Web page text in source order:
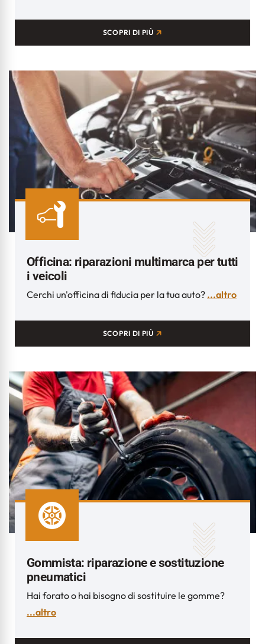
SCOPRI DI PIÙ
Officina: riparazioni multimarca per tutti
i veicoli
Cerchi un'officina di fiducia per la tua auto? ...altro
SCOPRI DI PIÙ
Gommista: riparazione e sostituzione
pneumatici
Hai forato o hai bisogno di sostituire le gomme?
...altro